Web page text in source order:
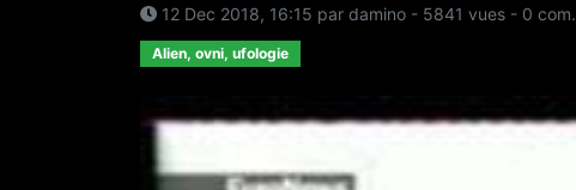
12 Dec 2018, 16:15 par damino - 5841 vues - 0 com.
Alien, ovni, ufologie